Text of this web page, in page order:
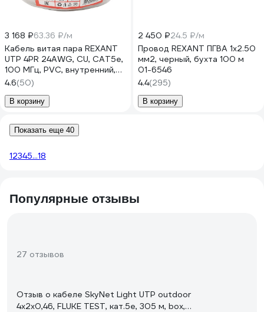
3 168 ₽63.36 ₽/м
Кабель витая пара REXANT
UTP 4PR 24AWG, CU, CAT5e,
100 МГц, PVC, внутренний,
серый, 50 м 01-0043-50
4.6(50)
В корзину
2 450 ₽24.5 ₽/м
Провод REXANT ПГВА 1х2.50
мм2, черный, бухта 100 м
01-6546
4.4(295)
В корзину
Показать еще 40
12345...18
Популярные отзывы
27 отзывов
Отзыв о кабеле SkyNet Light UTP outdoor
4x2x0,46, FLUKE TEST, кат.5e, 305 м, box,